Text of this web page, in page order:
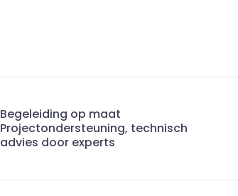
Begeleiding op maat
Projectondersteuning, technisch
advies door experts